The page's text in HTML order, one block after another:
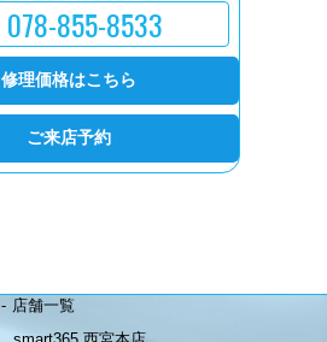
078-855-8533
修理価格はこちら
ご来店予約
店舗一覧